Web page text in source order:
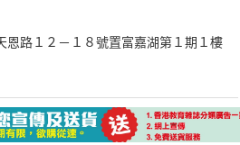
路１２－１８號置富嘉湖第１期１樓